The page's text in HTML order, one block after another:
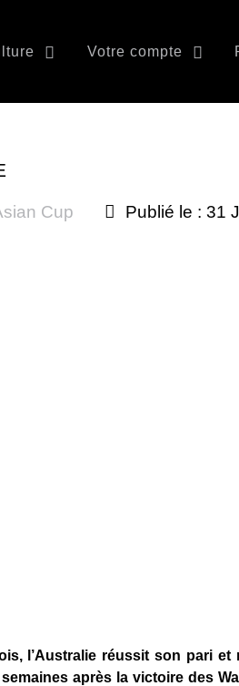
Votre compte
Cup Publié le : 31
l’Australie réussit son pari et
après la victoire des